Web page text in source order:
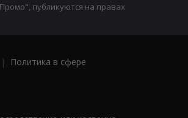
публикуются на правах
|
Политика в сфере